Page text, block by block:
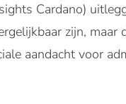
Cardano)
zijn,
aandacht voor